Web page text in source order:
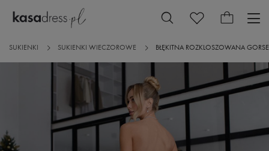
SUKIENKI SUKIENKI WIECZOROWE BŁĘKITNA ROZKLOSZOWANA